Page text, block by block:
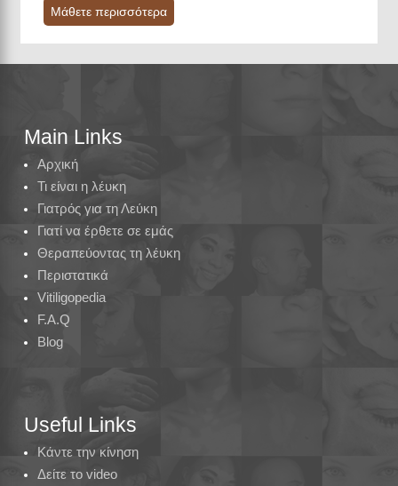
Μάθετε περισσότερα
Main Links
Αρχική
Τι είναι η λέυκη
Γιατρός για τη Λεύκη
Γιατί να έρθετε σε εμάς
Θεραπεύοντας τη λέυκη
Περιστατικά
Vitiligopedia
F.A.Q
Blog
Useful Links
Κάντε την κίνηση
Δείτε το video